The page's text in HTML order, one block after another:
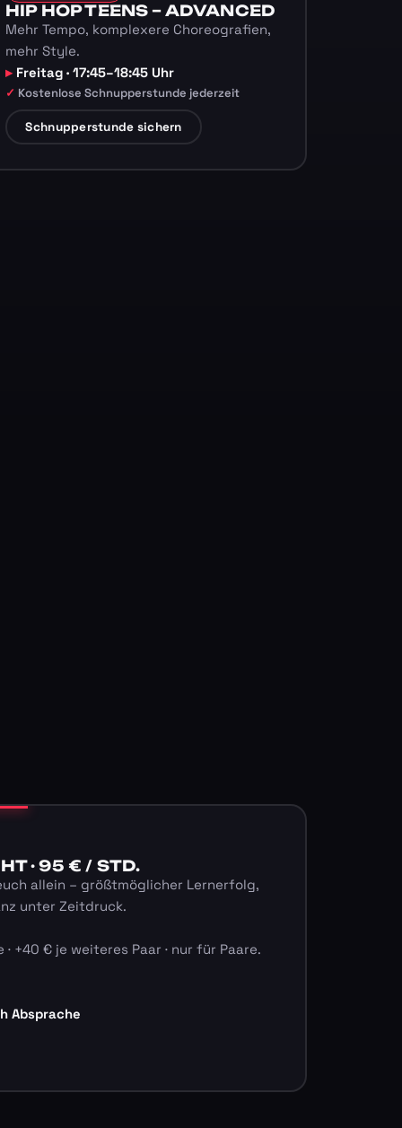
HIP HOP TEENS – ADVANCED
Mehr Tempo, komplexere Choreografien,
mehr Style.
Freitag · 17:45–18:45 Uhr
Kostenlose Schnupperstunde jederzeit
Schnupperstunde sichern
· 95 € / STD.
allein – größtmöglicher Lernerfolg,
unter Zeitdruck.
+40 € je weiteres Paar · nur für Paare.
Absprache